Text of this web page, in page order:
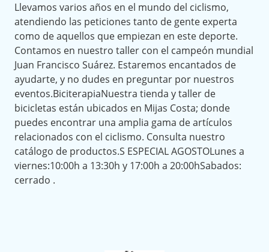
Llevamos varios años en el mundo del ciclismo,
atendiendo las peticiones tanto de gente experta
como de aquellos que empiezan en este deporte.
Contamos en nuestro taller con el campeón mundial
Juan Francisco Suárez. Estaremos encantados de
ayudarte, y no dudes en preguntar por nuestros
eventos.BiciterapiaNuestra tienda y taller de
bicicletas están ubicados en Mijas Costa; donde
puedes encontrar una amplia gama de artículos
relacionados con el ciclismo. Consulta nuestro
catálogo de productos.S ESPECIAL AGOSTOLunes a
viernes:10:00h a 13:30h y 17:00h a 20:00hSabados:
cerrado .